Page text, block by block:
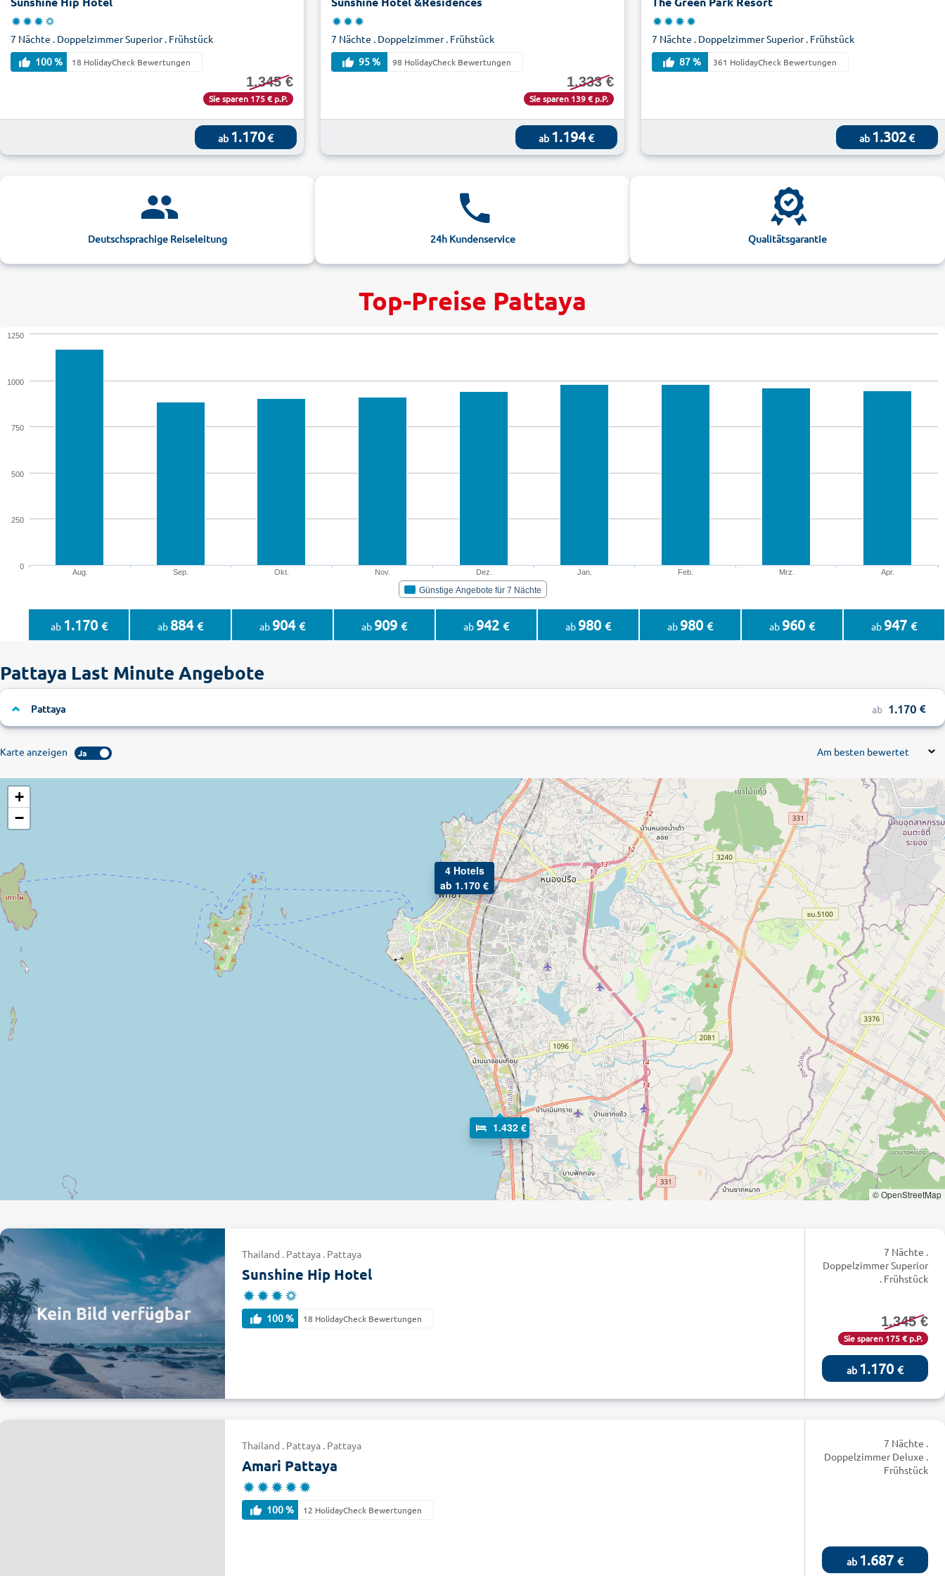
7 Nächte . Doppelzimmer Superior . Frühstück
100 %
18 HolidayCheck Bewertungen
1.345 €
Sie sparen 175 € p.P.
ab 1.170€
7 Nächte . Doppelzimmer . Frühstück
95 %
98 HolidayCheck Bewertungen
1.333 €
Sie sparen 139 € p.P.
ab 1.194€
7 Nächte . Doppelzimmer Superior . Frühstück
87 %
361 HolidayCheck Bewertungen
ab 1.302€
Deutschsprachige Reiseleitung 24h Kundenservice Qualitätsgarantie
Top-Preise Pattaya
Günstige Angebote für 7 Nächte
Aug. Sep. Okt. Nov. Dez. Jan. Feb. Mrz. Apr.
0
250
500
750
1000
1250
ab 1.170 € ab 884 € ab 904 € ab 909 € ab 942 € ab 980 € ab 980 € ab 960 € ab 947 €
Pattaya Last Minute Angebote
Pattaya ab 1.170
Karte anzeigen Ja Am besten bewertet
1.432 €
4 Hotels
ab 1.170 €
+
−
© OpenStreetMap
Thailand . Pattaya . Pattaya
Sunshine Hip Hotel
100 % 18 HolidayCheck Bewertungen
7 Nächte .
Doppelzimmer Superior
. Frühstück
1.345 €
Sie sparen 175 € p.P.
ab 1.170 €
Thailand . Pattaya . Pattaya
Amari Pattaya
100 % 12 HolidayCheck Bewertungen
7 Nächte .
Doppelzimmer Deluxe .
Frühstück
ab 1.687 €